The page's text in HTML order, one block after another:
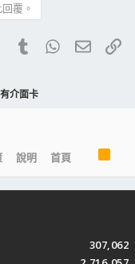
覆。
PinterestTumblrWhatsApp
電子
介面卡
說明 首頁
S
307,062